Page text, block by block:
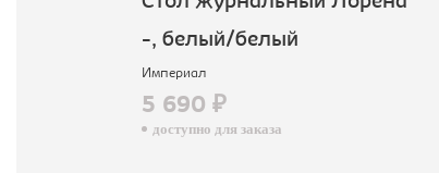
-, белый/белый
Империал
5 690 ₽
доступно для заказа